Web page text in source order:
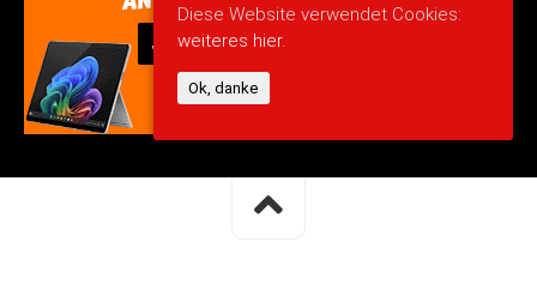
Diese Website verwendet Cookies:
weiteres hier.
Ok, danke